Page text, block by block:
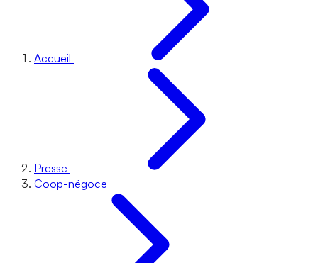
Accueil
Presse
Coop-négoce